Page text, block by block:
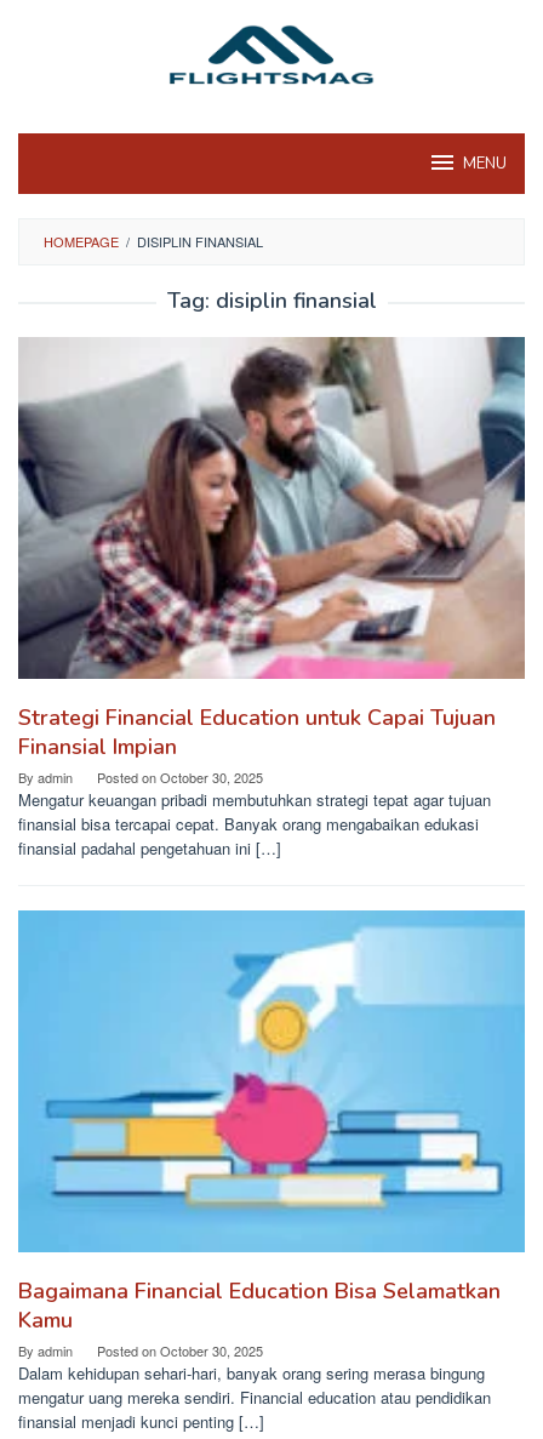
MENU
HOMEPAGE / DISIPLIN FINANSIAL
Tag: disiplin finansial
Strategi Financial Education untuk Capai Tujuan
Finansial Impian
By admin Posted onOctober 30, 2025
Mengatur keuangan pribadi membutuhkan strategi tepat agar tujuan
finansial bisa tercapai cepat. Banyak orang mengabaikan edukasi
finansial padahal pengetahuan ini […]
Bagaimana Financial Education Bisa Selamatkan
Kamu
By admin Posted onOctober 30, 2025
Dalam kehidupan sehari-hari, banyak orang sering merasa bingung
mengatur uang mereka sendiri. Financial education atau pendidikan
finansial menjadi kunci penting […]